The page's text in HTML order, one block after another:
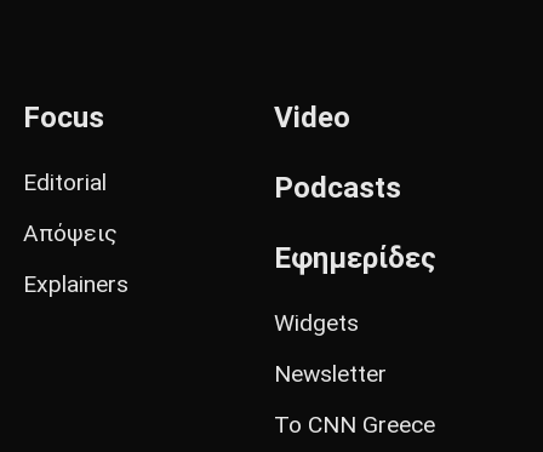
Focus
Editorial
Απόψεις
Explainers
Video
Podcasts
Εφημερίδες
Widgets
Newsletter
Το CNN Greece